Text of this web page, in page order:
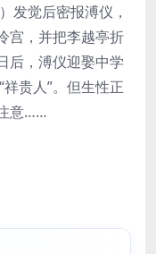
发觉后密报溥仪，
宫，并把李越亭折
后，溥仪迎娶中学
贵人”。但生性正
意……